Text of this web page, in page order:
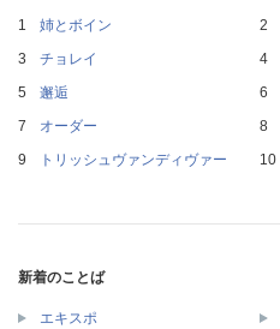
姉とボイン
チョレイ
邂逅
オーダー
トリッシュヴァンディヴァー
新着のことば
エキスポ